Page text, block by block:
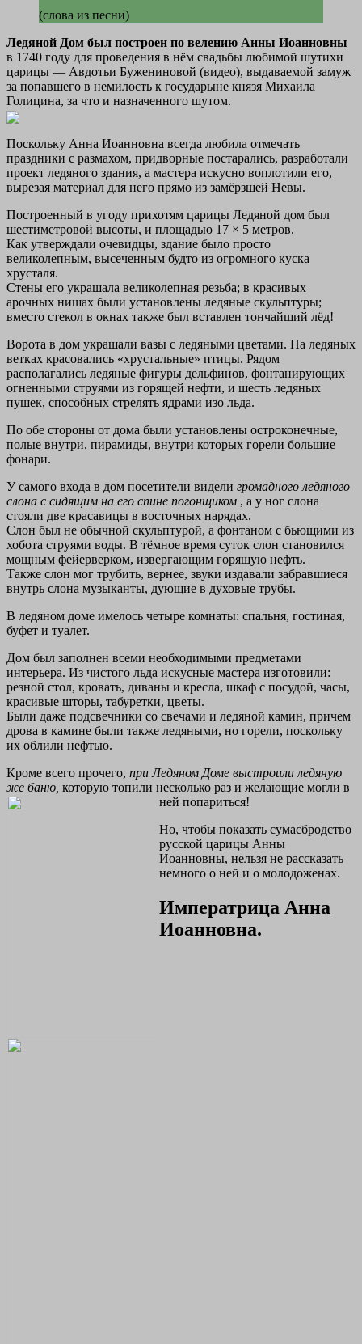
(слова из песни)
Ледяной Дом был построен по велению Анны Иоанновны
в 1740 году для проведения в нём свадьбы любимой шутихи
царицы — Авдотьи Бужениновой (видео), выдаваемой замуж
за попавшего в немилость к государыне князя Михаила
Голицина, за что и назначенного шутом.
Поскольку Анна Иоанновна всегда любила отмечать
праздники с размахом, придворные постарались, разработали
проект ледяного здания, а мастера искусно воплотили его,
вырезая материал для него прямо из замёрзшей Невы.
Построенный в угоду прихотям царицы Ледяной дом был
шестиметровой высоты, и площадью 17 × 5 метров.
Как утверждали очевидцы, здание было просто
великолепным, высеченным будто из огромного куска
хрусталя.
Стены его украшала великолепная резьба; в красивых
арочных нишах были установлены ледяные скульптуры;
вместо стекол в окнах также был вставлен тончайший лёд!
Ворота в дом украшали вазы с ледяными цветами. На ледяных
ветках красовались «хрустальные» птицы. Рядом
располагались ледяные фигуры дельфинов, фонтанирующих
огненными струями из горящей нефти, и шесть ледяных
пушек, способных стрелять ядрами изо льда.
По обе стороны от дома были установлены остроконечные,
полые внутри, пирамиды, внутри которых горели большие
фонари.
У самого входа в дом посетители видели громадного ледяного
слона с сидящим на его спине погонщиком , а у ног слона
стояли две красавицы в восточных нарядах.
Слон был не обычной скульптурой, а фонтаном с бьющими из
хобота струями воды. В тёмное время суток слон становился
мощным фейерверком, извергающим горящую нефть.
Также слон мог трубить, вернее, звуки издавали забравшиеся
внутрь слона музыканты, дующие в духовые трубы.
В ледяном доме имелось четыре комнаты: спальня, гостиная,
буфет и туалет.
Дом был заполнен всеми необходимыми предметами
интерьера. Из чистого льда искусные мастера изготовили:
резной стол, кровать, диваны и кресла, шкаф с посудой, часы,
красивые шторы, табуретки, цветы.
Были даже подсвечники со свечами и ледяной камин, причем
дрова в камине были также ледяными, но горели, поскольку
их облили нефтью.
Кроме всего прочего, при Ледяном Доме выстроили ледяную
же баню, которую топили несколько раз и желающие могли в
ней попариться!
Но, чтобы показать сумасбродство
русской царицы Анны
Иоанновны, нельзя не рассказать
немного о ней и о молодоженах.
Императрица Анна
Иоанновна.